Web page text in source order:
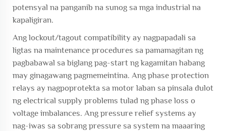
potensyal na panganib na sunog sa mga industrial na
kapaligiran.
Ang lockout/tagout compatibility ay nagpapadali sa
ligtas na maintenance procedures sa pamamagitan ng
pagbabawal sa biglang pag-start ng kagamitan habang
may ginagawang pagmemeintina. Ang phase protection
relays ay nagpoprotekta sa motor laban sa pinsala dulot
ng electrical supply problems tulad ng phase loss o
voltage imbalances. Ang pressure relief systems ay
nag-iwas sa sobrang pressure sa system na maaaring